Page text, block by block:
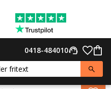
support_agent
0418-484010